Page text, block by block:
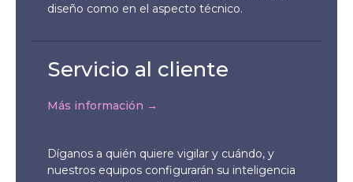
diseño como en el aspecto técnico.
Servicio al cliente
Más información →
Díganos a quién quiere vigilar y cuándo, y
nuestros equipos configurarán su inteligencia